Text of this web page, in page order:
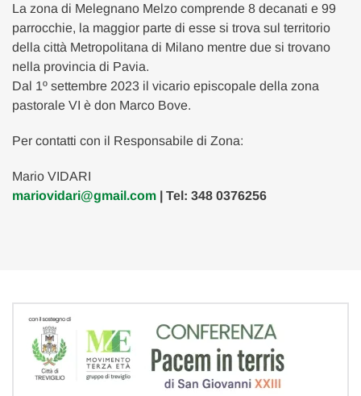
La zona di Melegnano Melzo comprende 8 decanati e 99
parrocchie, la maggior parte di esse si trova sul territorio
della città Metropolitana di Milano mentre due si trovano
nella provincia di Pavia.
Dal 1º settembre 2023 il vicario episcopale della zona
pastorale VI è don Marco Bove.
Per contatti con il Responsabile di Zona:
Mario VIDARI
mariovidari@gmail.com | Tel: 348 0376256